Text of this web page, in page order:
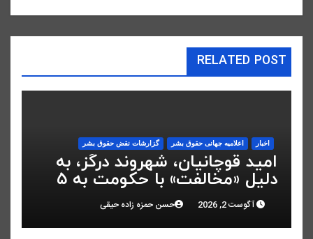
RELATED POST
اخبار اعلاميه جهانی حقوق بشر گزارشات نقض حقوق بشر
امید قوچانیان، شهروند درگز، به
دلیل «مخالفت» با حکومت به ۵
سال زندان محکوم شد
آگوست 2, 2026 حسن حمزه زاده حیقی